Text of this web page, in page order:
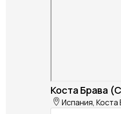
Коста Брава
Испания,